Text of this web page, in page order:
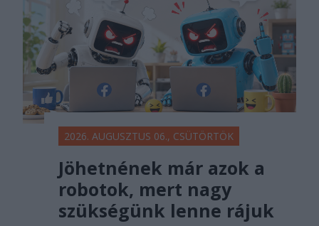
2026. AUGUSZTUS 06., CSÜTÖRTÖK
Jöhetnének már azok a
robotok, mert nagy
szükségünk lenne rájuk